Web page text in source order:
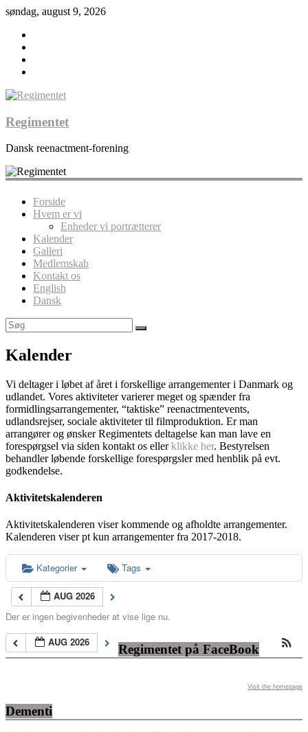
søndag, august 9, 2026
Regimentet
Dansk reenactment-forening
Forside
Hvem er vi
Enheder vi portrætterer
Kalender
Galleri
Medlemskab
Kontakt os
English
Dansk
Kalender
Vi deltager i løbet af året i forskellige arrangementer i Danmark og
udlandet. Vores aktiviteter varierer meget og spænder fra
formidlingsarrangementer, “taktiske” reenactmentevents,
udlandsrejser, sociale aktiviteter til filmproduktion. Er man
arrangører og ønsker Regimentets deltagelse kan man lave en
forespørgsel via siden kontakt os ellerklikke her. Bestyrelsen
behandler løbende forskellige forespørgsler med henblik på evt.
godkendelse.
Aktivitetskalenderen
Aktivitetskalenderen viser kommende og afholdte arrangementer.
Kalenderen viser pt kun arrangementer fra 2017-2018.
Kategorier Tags
AUG 2026
Der er ingen begivenheder at vise lige nu.
AUG 2026
Regimentet på FaceBook
Visit the homepage
Dementi